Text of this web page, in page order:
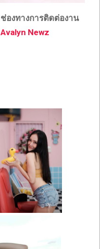
ช่องทางการติดต่องาน
Avalyn Newz